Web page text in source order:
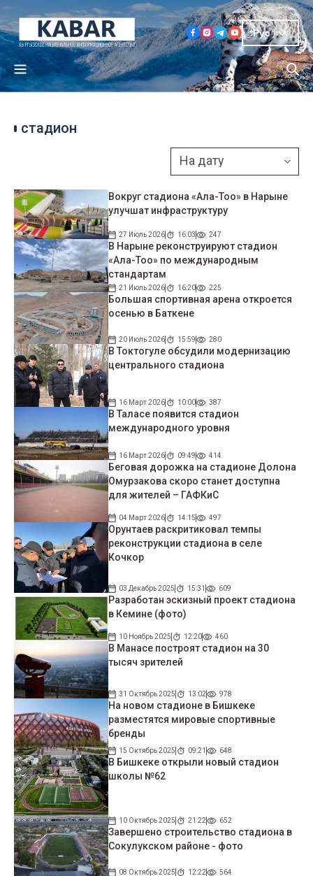
Рус
стадион
Вокруг стадиона «Ала-Тоо» в Нарыне
улучшат инфраструктуру
27 Июль 2026 16:03 247
В Нарыне реконструируют стадион
«Ала-Тоо» по международным
стандартам
21 Июль 2026 16:20 225
Большая спортивная арена откроется
осенью в Баткене
20 Июль 2026 15:59 280
В Токтогуле обсудили модернизацию
центрального стадиона
16 Март 2026 10:00 387
В Таласе появится стадион
международного уровня
16 Март 2026 09:49 414
Беговая дорожка на стадионе Долона
Омурзакова скоро станет доступна
для жителей – ГАФКиС
04 Март 2026 14:15 497
Орунтаев раскритиковал темпы
реконструкции стадиона в селе
Кочкор
03 Декабрь 2025 15:31 609
Разработан эскизный проект стадиона
в Кемине (фото)
10 Ноябрь 2025 12:20 460
В Манасе построят стадион на 30
тысяч зрителей
31 Октябрь 2025 13:02 978
На новом стадионе в Бишкеке
разместятся мировые спортивные
бренды
15 Октябрь 2025 09:21 648
В Бишкеке открыли новый стадион
школы №62
10 Октябрь 2025 21:22 652
Завершено строительство стадиона в
Сокулукском районе - фото
08 Октябрь 2025 12:22 564